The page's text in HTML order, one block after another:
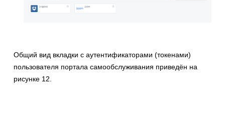
Общий вид вкладки с аутентификаторами (токенами)
пользователя портала самообслуживания приведён на
рисунке 12.